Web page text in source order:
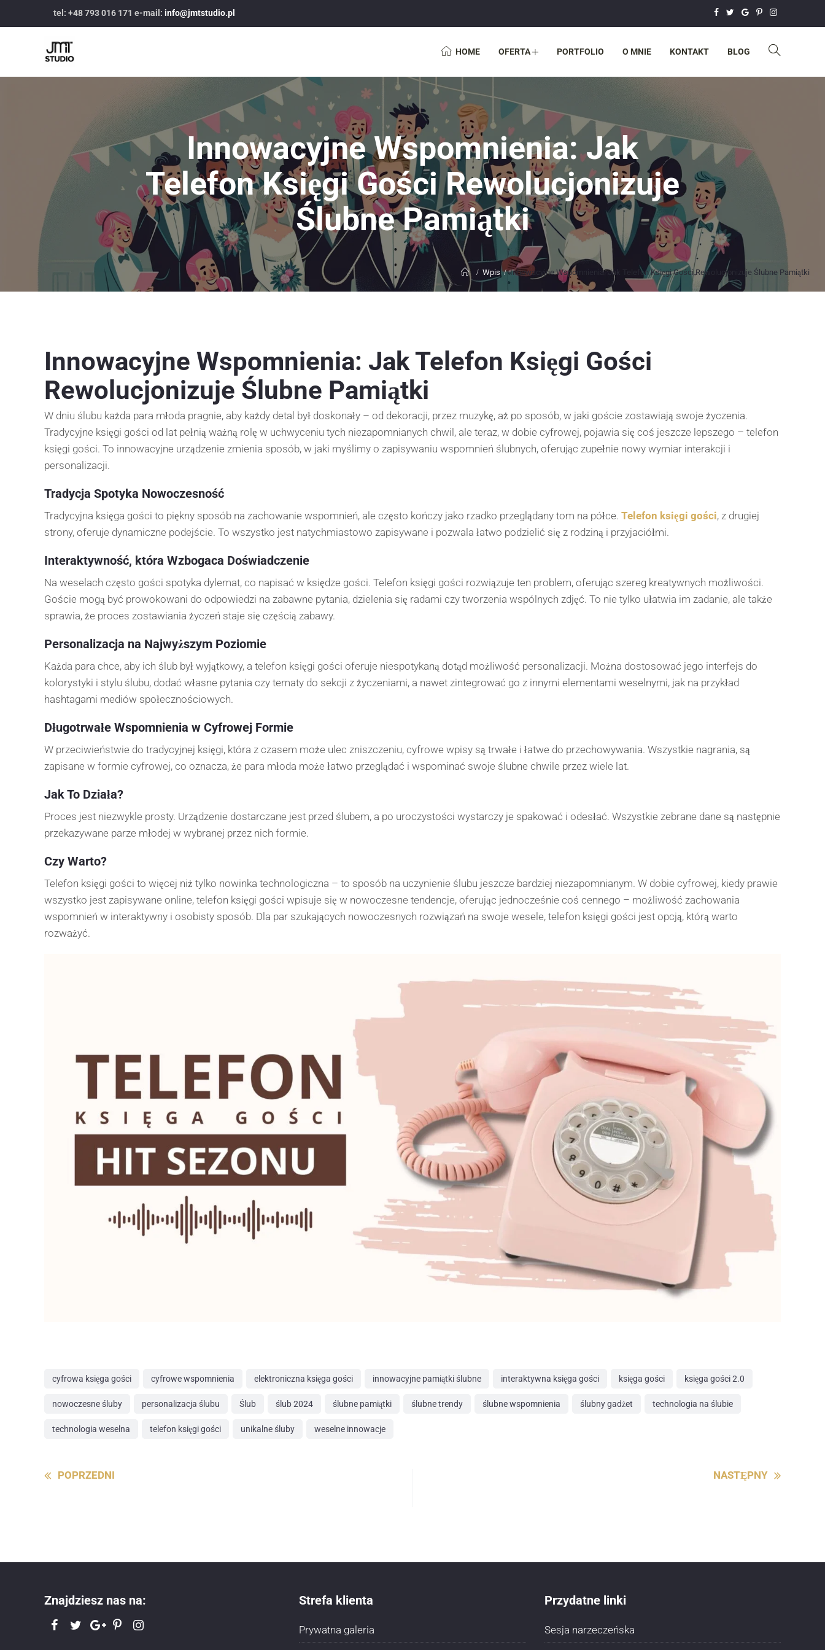
tel: +48 793 016 171 e-mail: info@jmtstudio.pl
HOME OFERTA PORTFOLIO O MNIE KONTAKT BLOG
Innowacyjne Wspomnienia: Jak
Telefon Księgi Gości Rewolucjonizuje
Ślubne Pamiątki
Wpis Innowacyjne Wspomnienia: Jak Telefon Księgi Gości Rewolucjonizuje Ślubne Pamiątki
Innowacyjne Wspomnienia: Jak Telefon Księgi Gości
Rewolucjonizuje Ślubne Pamiątki
W dniu ślubu każda para młoda pragnie, aby każdy detal był doskonały – od dekoracji, przez muzykę, aż po sposób, w jaki goście zostawiają swoje życzenia.
Tradycyjne księgi gości od lat pełnią ważną rolę w uchwyceniu tych niezapomnianych chwil, ale teraz, w dobie cyfrowej, pojawia się coś jeszcze lepszego – telefon
księgi gości. To innowacyjne urządzenie zmienia sposób, w jaki myślimy o zapisywaniu wspomnień ślubnych, oferując zupełnie nowy wymiar interakcji i
personalizacji.
Tradycja Spotyka Nowoczesność
Tradycyjna księga gości to piękny sposób na zachowanie wspomnień, ale często kończy jako rzadko przeglądany tom na półce. Telefon księgi gości, z drugiej
strony, oferuje dynamiczne podejście. To wszystko jest natychmiastowo zapisywane i pozwala łatwo podzielić się z rodziną i przyjaciółmi.
Interaktywność, która Wzbogaca Doświadczenie
Na weselach często gości spotyka dylemat, co napisać w księdze gości. Telefon księgi gości rozwiązuje ten problem, oferując szereg kreatywnych możliwości.
Goście mogą być prowokowani do odpowiedzi na zabawne pytania, dzielenia się radami czy tworzenia wspólnych zdjęć. To nie tylko ułatwia im zadanie, ale także
sprawia, że proces zostawiania życzeń staje się częścią zabawy.
Personalizacja na Najwyższym Poziomie
Każda para chce, aby ich ślub był wyjątkowy, a telefon księgi gości oferuje niespotykaną dotąd możliwość personalizacji. Można dostosować jego interfejs do
kolorystyki i stylu ślubu, dodać własne pytania czy tematy do sekcji z życzeniami, a nawet zintegrować go z innymi elementami weselnymi, jak na przykład
hashtagami mediów społecznościowych.
Długotrwałe Wspomnienia w Cyfrowej Formie
W przeciwieństwie do tradycyjnej księgi, która z czasem może ulec zniszczeniu, cyfrowe wpisy są trwałe i łatwe do przechowywania. Wszystkie nagrania, są
zapisane w formie cyfrowej, co oznacza, że para młoda może łatwo przeglądać i wspominać swoje ślubne chwile przez wiele lat.
Jak To Działa?
Proces jest niezwykle prosty. Urządzenie dostarczane jest przed ślubem, a po uroczystości wystarczy je spakować i odesłać. Wszystkie zebrane dane są następnie
przekazywane parze młodej w wybranej przez nich formie.
Czy Warto?
Telefon księgi gości to więcej niż tylko nowinka technologiczna – to sposób na uczynienie ślubu jeszcze bardziej niezapomnianym. W dobie cyfrowej, kiedy prawie
wszystko jest zapisywane online, telefon księgi gości wpisuje się w nowoczesne tendencje, oferując jednocześnie coś cennego – możliwość zachowania
wspomnień w interaktywny i osobisty sposób. Dla par szukających nowoczesnych rozwiązań na swoje wesele, telefon księgi gości jest opcją, którą warto
rozważyć.
cyfrowa księga gości cyfrowe wspomnienia elektroniczna księga gości innowacyjne pamiątki ślubne interaktywna księga gości księga gości księga gości 2.0
nowoczesne śluby personalizacja ślubu Ślub ślub 2024 ślubne pamiątki ślubne trendy ślubne wspomnienia ślubny gadżet technologia na ślubie
technologia weselna telefon księgi gości unikalne śluby weselne innowacje
Continue
POPRZEDNI NASTĘPNY
Znajdziesz nas na: Strefa klienta
Prywatna galeria
Przydatne linki
Sesja narzeczeńska